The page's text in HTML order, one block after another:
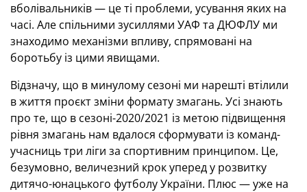
вболівальників — це ті проблеми, усування яких на
часі. Але спільними зусиллями УАФ та ДЮФЛУ ми
знаходимо механізми впливу, спрямовані на
боротьбу із цими явищами.
Відзначу, що в минулому сезоні ми нарешті втілили
в життя проєкт зміни формату змагань. Усі знають
про те, що в сезоні-2020/2021 із метою підвищення
рівня змагань нам вдалося сформувати із команд-
учасниць три ліги за спортивним принципом. Це,
безумовно, величезний крок уперед у розвитку
дитячо-юнацького футболу України. Плюс — уже на